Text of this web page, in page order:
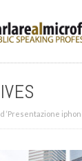
‘Presentazione